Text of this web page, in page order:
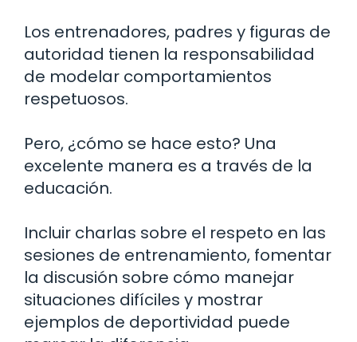
Los entrenadores, padres y figuras de
autoridad tienen la responsabilidad
de modelar comportamientos
respetuosos.
Pero, ¿cómo se hace esto? Una
excelente manera es a través de la
educación.
Incluir charlas sobre el respeto en las
sesiones de entrenamiento, fomentar
la discusión sobre cómo manejar
situaciones difíciles y mostrar
ejemplos de deportividad puede